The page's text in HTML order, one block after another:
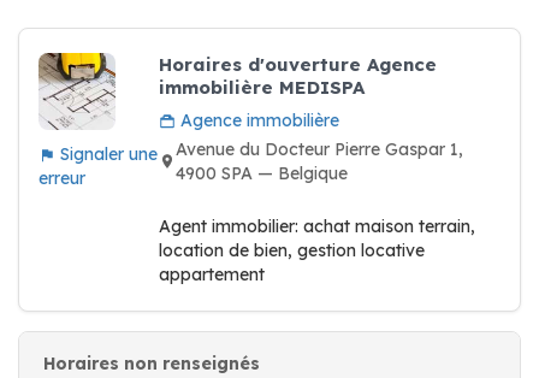
Signaler une
erreur
Horaires d'ouverture Agence
immobilière MEDISPA
Agence immobilière
Avenue du Docteur Pierre Gaspar 1,
4900 SPA — Belgique
Agent immobilier: achat maison terrain,
location de bien, gestion locative
appartement
Horaires non renseignés